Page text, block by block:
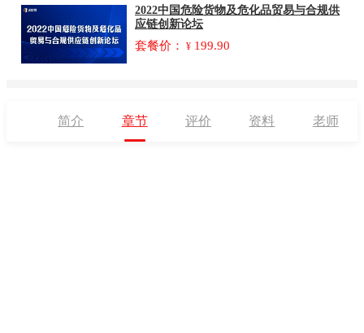
2022中国危险货物及危化品贸易与合规供
应链创新论坛
套餐价： ¥ 199.90
简介 章节 评价 资料 老师